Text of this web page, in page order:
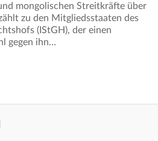
mongolischen Streitkräfte über
zu den Mitgliedsstaaten des
(IStGH), der einen
gegen ihn…